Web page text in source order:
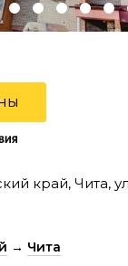
край, Чита,
→ Чита